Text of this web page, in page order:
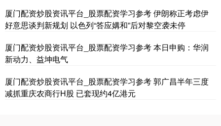
厦门配资炒股资讯平台_股票配资学习参考 伊朗称正考虑伊
好意思谈判新规划 以色列“答应媾和”后对黎空袭未停
厦门配资炒股资讯平台_股票配资学习参考 本日申购：华润
新动力、益坤电气
厦门配资炒股资讯平台_股票配资学习参考 郭广昌半年三度
减抓重庆农商行H股 已套现约4亿港元